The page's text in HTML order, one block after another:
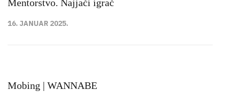
Mentorstvo. Najjači igrač
16. JANUAR 2025.
Mobing | WANNABE